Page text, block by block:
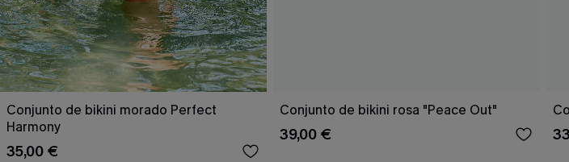
Conjunto de bikini morado Perfect
Harmony
35,00 €
Conjunto de bikini rosa "Peace Out"
39,00 €